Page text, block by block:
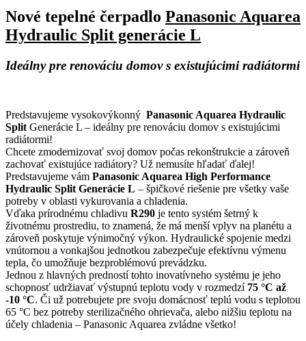
R290
Nové tepelné čerpadlo Panasonic Aquarea
Hydraulic Split generácie L
Ideálny pre renováciu domov s existujúcimi radiátormi
Predstavujeme vysokovýkonný Panasonic Aquarea Hydraulic
SplitGenerácie L – ideálny pre renováciu domov s existujúcimi
radiátormi!
Chcete zmodernizovať svoj domov počas rekonštrukcie a zároveň
zachovať existujúce radiátory? Už nemusíte hľadať ďalej!
Predstavujeme vám Panasonic Aquarea High Performance
Hydraulic Split Generácie L – špičkové riešenie pre všetky vaše
potreby v oblasti vykurovania a chladenia.
Vďaka prírodnému chladivu R290 je tento systém šetrný k
životnému prostrediu, to znamená, že má menší vplyv na planétu a
zároveň poskytuje výnimočný výkon. Hydraulické spojenie medzi
vnútornou a vonkajšou jednotkou zabezpečuje efektívnu výmenu
tepla, čo umožňuje bezproblémovú prevádzku.
Jednou z hlavných predností tohto inovatívneho systému je jeho
schopnosť udržiavať výstupnú teplotu vody v rozmedzí 75 °C až
-10 °C. Či už potrebujete pre svoju domácnosť teplú vodu s teplotou
65 °C bez potreby sterilizačného ohrievača, alebo nižšiu teplotu na
účely chladenia – Panasonic Aquarea zvládne všetko!